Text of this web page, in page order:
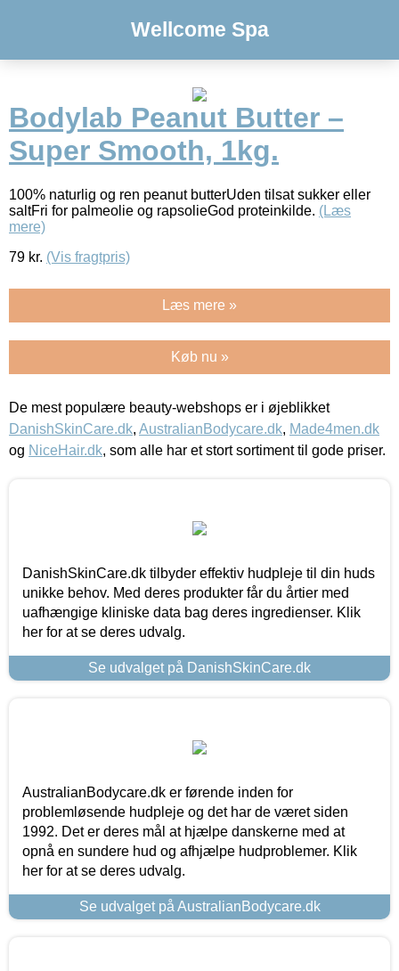
Wellcome Spa
Bodylab Peanut Butter –
Super Smooth, 1kg.
100% naturlig og ren peanut butterUden tilsat sukker eller
saltFri for palmeolie og rapsolieGod proteinkilde. (Læs
mere)
79 kr. (Vis fragtpris)
Læs mere »
Køb nu »
De mest populære beauty-webshops er i øjeblikket
DanishSkinCare.dk, AustralianBodycare.dk, Made4men.dk
og NiceHair.dk, som alle har et stort sortiment til gode priser.
DanishSkinCare.dk tilbyder effektiv hudpleje til din huds
unikke behov. Med deres produkter får du årtier med
uafhængige kliniske data bag deres ingredienser. Klik
her for at se deres udvalg.
Se udvalget på DanishSkinCare.dk
AustralianBodycare.dk er førende inden for
problemløsende hudpleje og det har de været siden
1992. Det er deres mål at hjælpe danskerne med at
opnå en sundere hud og afhjælpe hudproblemer. Klik
her for at se deres udvalg.
Se udvalget på AustralianBodycare.dk